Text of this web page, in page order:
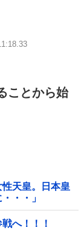
ことから始
性天皇。日本皇
・・」
へ！！！